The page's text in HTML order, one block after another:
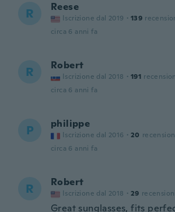
R Reese
Iscrizione dal 2019 · 139
circa 6 anni fa
R Robert
Iscrizione dal 2018 · 191
circa 6 anni fa
P philippe
Iscrizione dal 2016 · 20
circa 6 anni fa
R Robert
Iscrizione dal 2018 · 29 recensioni
Great sunglasses, fits